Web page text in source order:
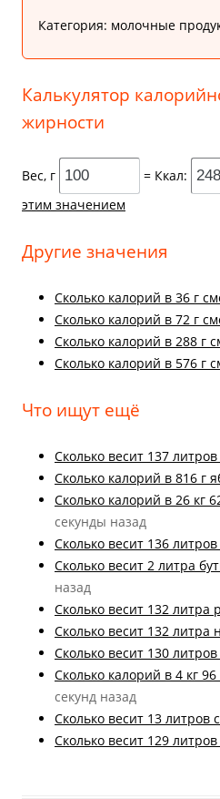
Категория: молочные
Калькулятор
жирности
Вес, г = Ккал:
этим значением
Другие значения
Cколько калорий в 36 г
Cколько калорий в 72 г
Cколько калорий в 288 г
Cколько калорий в 576 г
Что ищут ещё
Cколько весит 137
Cколько калорий в 816 г
Cколько калорий в 26 кг
секунды назад
Cколько весит 136
Cколько весит 2 литра
назад
Cколько весит 132 литра
Cколько весит 132 литра
Cколько весит 130
Cколько калорий в 4 кг
секунд назад
Cколько весит 13 литров
Cколько весит 129